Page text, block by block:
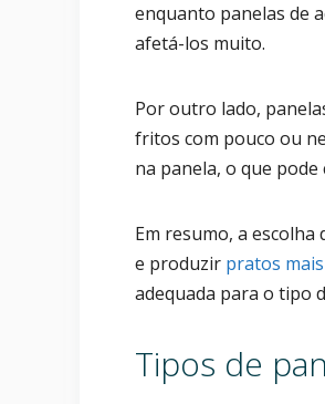
enquanto panelas de
afetá-los muito.
Por outro lado,
fritos com pouco ou
na panela, o que
Em resumo, a
e produzir pratos
adequada para o tipo
Tipos de